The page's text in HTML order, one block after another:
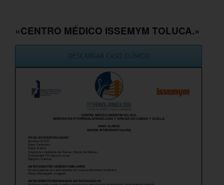
«CENTRO MÉDICO ISSEMYM TOLUCA.»
DESCARGAR CASO CLÍNICO